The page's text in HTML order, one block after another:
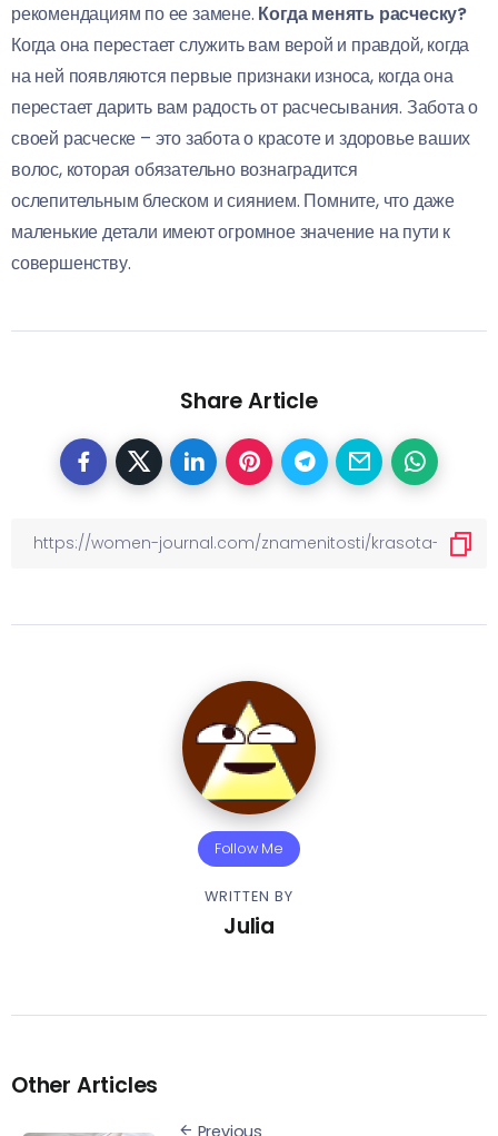
рекомендациям по ее замене. Когда менять расческу?
Когда она перестает служить вам верой и правдой, когда
на ней появляются первые признаки износа, когда она
перестает дарить вам радость от расчесывания. Забота о
своей расческе – это забота о красоте и здоровье ваших
волос, которая обязательно вознаградится
ослепительным блеском и сиянием. Помните, что даже
маленькие детали имеют огромное значение на пути к
совершенству.
Share Article
Follow Me
WRITTEN BY
Julia
Other Articles